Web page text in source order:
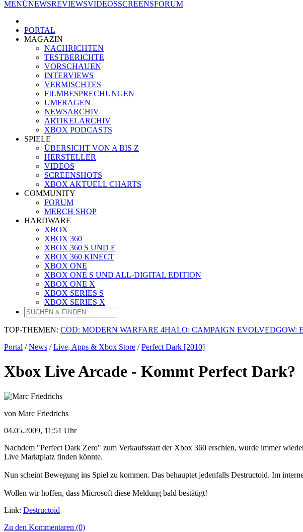
MENÜNEWSREVIEWSVIDEOSSCREENSFORUM
PORTAL
MAGAZIN
NACHRICHTEN
TESTBERICHTE
VORSCHAUEN
INTERVIEWS
VERMISCHTES
FILMBESPRECHUNGEN
UMFRAGEN
NEWSARCHIV
ARTIKELARCHIV
XBOX PODCASTS
SPIELE
ÜBERSICHT VON A BIS Z
HERSTELLER
VIDEOS
SCREENSHOTS
XBOX AKTUELL CHARTS
COMMUNITY
FORUM
MERCH SHOP
HARDWARE
XBOX
XBOX 360
XBOX 360 S UND E
XBOX 360 KINECT
XBOX ONE
XBOX ONE S UND ALL-DIGITAL EDITION
XBOX ONE X
XBOX SERIES S
XBOX SERIES X
TOP-THEMEN: COD: MODERN WARFARE 4HALO: CAMPAIGN EVOLVEDGOW:
Portal /News /Live, Apps & Xbox Store /Perfect Dark [2010]
Xbox Live Arcade - Kommt Perfect Dark?
von Marc Friedrichs
04.05.2009, 11:51 Uhr
Nachdem "Perfect Dark Zero" zum Verkaufsstart der Xbox 360 erschien, wurde immer
Live Marktplatz finden könnte.
Nun scheint Bewegung ins Spiel zu kommen. Das behauptet jedenfalls Destructoid. Im
Wollen wir hoffen, dass Microsoft diese Meldung bald bestätigt!
Link: Destructoid
Zu den Kommentaren (0)